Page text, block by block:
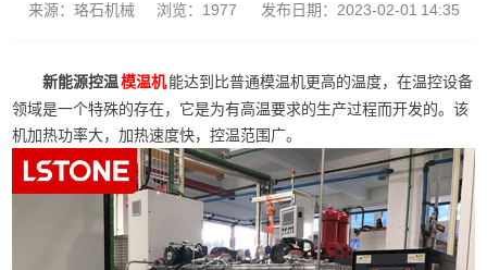
来源：珞石机械 浏览：1977 发布日期：2023-02-01 14:35
新能源控温 模温机能达到比普通模温机更高的温度，在温控设备
领域是一个特殊的存在，它是为有高温要求的生产过程而开发的。该
机加热功率大，加热速度快，控温范围广。